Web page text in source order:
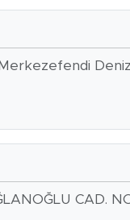
CAD.